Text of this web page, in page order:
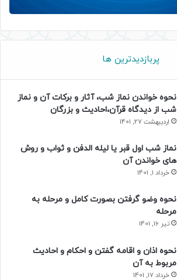
پربازدیدترین ها
نحوه خواندن نماز شب، آثار و برکات آن و نماز
شب از دیدگاه قرآن،احادیث و بزرگان
اردیبهشت 27, 1401
نماز شب اول قبر یا لیله الدفن و ثواب و روش
های خواندن آن
خرداد 1, 1401
نحوه وضو گرفتن بصورت کامل و مرحله به
مرحله
تیر 16, 1401
نحوه اذان و اقامه گفتن و احکام و احادیث
مربوط به آن
خرداد 17, 1401